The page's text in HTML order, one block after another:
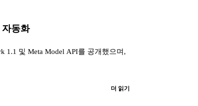
자동화
1.1 및 Meta Model API를 공개했으며,
더 읽기